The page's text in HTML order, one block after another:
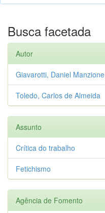
Busca facetada
Autor
Giavarotti, Daniel Manzione
Toledo, Carlos de Almeida
Assunto
Crítica do trabalho
Fetichismo
Agência de Fomento